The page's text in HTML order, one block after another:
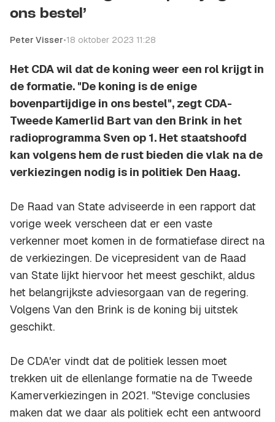
ons bestel’
Peter Visser•18 oktober 2023 11:28
Het CDA wil dat de koning weer een rol krijgt in
de formatie. "De koning is de enige
bovenpartijdige in ons bestel", zegt CDA-
Tweede Kamerlid Bart van den Brink in het
radioprogramma Sven op 1. Het staatshoofd
kan volgens hem de rust bieden die vlak na de
verkiezingen nodig is in politiek Den Haag.
De Raad van State adviseerde in een rapport dat
vorige week verscheen dat er een vaste
verkenner moet komen in de formatiefase direct na
de verkiezingen. De vicepresident van de Raad
van State lijkt hiervoor het meest geschikt, aldus
het belangrijkste adviesorgaan van de regering.
Volgens Van den Brink is de koning bij uitstek
geschikt.
De CDA'er vindt dat de politiek lessen moet
trekken uit de ellenlange formatie na de Tweede
Kamerverkiezingen in 2021. "Stevige conclusies
maken dat we daar als politiek echt een antwoord